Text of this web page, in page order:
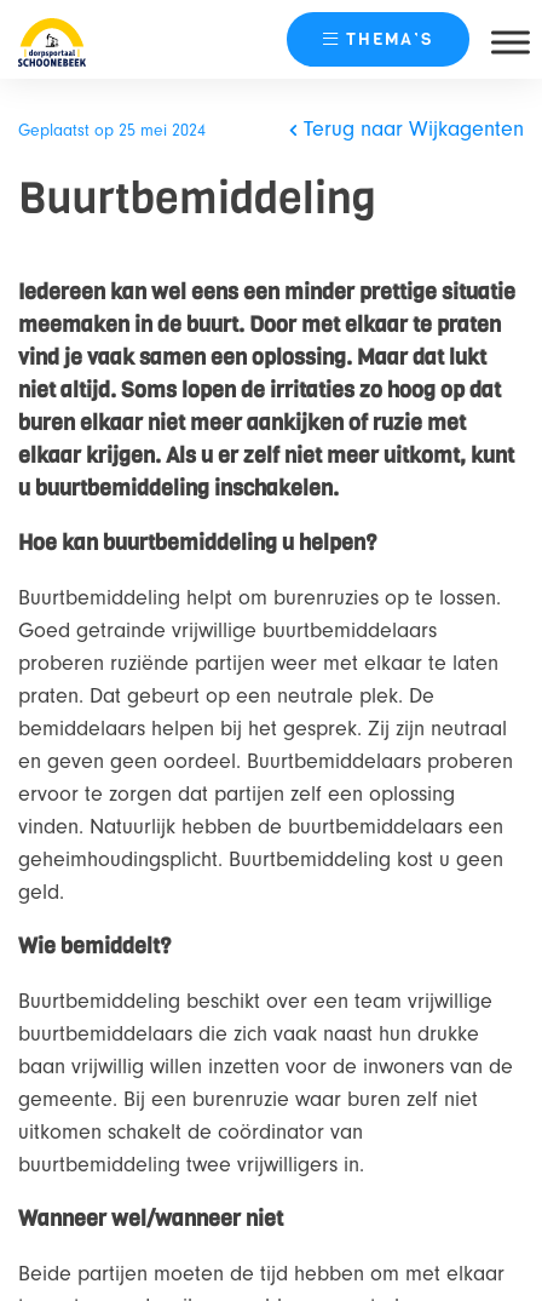
naar
THEMA’S
Geplaatst op 25 mei 2024 Terug naar Wijkagenten
Buurtbemiddeling
Iedereen kan wel eens een minder prettige situatie
meemaken in de buurt. Door met elkaar te praten
vind je vaak samen een oplossing. Maar dat lukt
niet altijd. Soms lopen de irritaties zo hoog op dat
buren elkaar niet meer aankijken of ruzie met
elkaar krijgen. Als u er zelf niet meer uitkomt, kunt
u buurtbemiddeling inschakelen.
Hoe kan buurtbemiddeling u helpen?
Buurtbemiddeling helpt om burenruzies op te lossen.
Goed getrainde vrijwillige buurtbemiddelaars
proberen ruziënde partijen weer met elkaar te laten
praten. Dat gebeurt op een neutrale plek. De
bemiddelaars helpen bij het gesprek. Zij zijn neutraal
en geven geen oordeel. Buurtbemiddelaars proberen
ervoor te zorgen dat partijen zelf een oplossing
vinden. Natuurlijk hebben de buurtbemiddelaars een
geheimhoudingsplicht. Buurtbemiddeling kost u geen
geld.
Wie bemiddelt?
Buurtbemiddeling beschikt over een team vrijwillige
buurtbemiddelaars die zich vaak naast hun drukke
baan vrijwillig willen inzetten voor de inwoners van de
gemeente. Bij een burenruzie waar buren zelf niet
uitkomen schakelt de coördinator van
buurtbemiddeling twee vrijwilligers in.
Wanneer wel/wanneer niet
Beide partijen moeten de tijd hebben om met elkaar